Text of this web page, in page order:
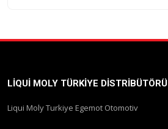
LIQUI MOLY TÜRKIYE DISTRIBÜTÖRÜ
Liqui Moly Turkiye Egemot Otomotiv